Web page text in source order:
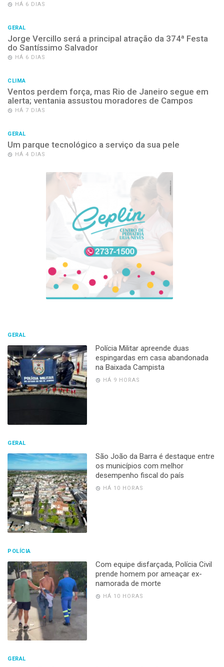
HÁ 6 DIAS
GERAL
Jorge Vercillo será a principal atração da 374ª Festa
do Santíssimo Salvador
HÁ 6 DIAS
CLIMA
Ventos perdem força, mas Rio de Janeiro segue em
alerta; ventania assustou moradores de Campos
HÁ 7 DIAS
GERAL
Um parque tecnológico a serviço da sua pele
HÁ 4 DIAS
GERAL
Polícia Militar apreende duas
espingardas em casa abandonada
na Baixada Campista
HÁ 9 HORAS
GERAL
São João da Barra é destaque entre
os municípios com melhor
desempenho fiscal do país
HÁ 10 HORAS
POLÍCIA
Com equipe disfarçada, Polícia Civil
prende homem por ameaçar ex-
namorada de morte
HÁ 10 HORAS
GERAL